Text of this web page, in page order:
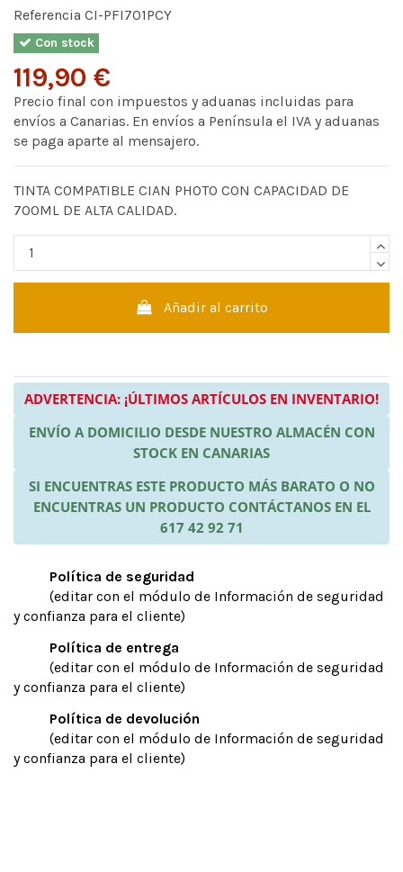
Referencia CI-PFI701PCY
Con stock
119,90 €
Precio final con impuestos y aduanas incluidas para
envíos a Canarias. En envíos a Península el IVA y aduanas
se paga aparte al mensajero.
TINTA COMPATIBLE CIAN PHOTO CON CAPACIDAD DE
700ML DE ALTA CALIDAD.
Añadir al carrito
ADVERTENCIA: ¡ÚLTIMOS ARTÍCULOS EN INVENTARIO!
ENVÍO A DOMICILIO DESDE NUESTRO ALMACÉN CON
STOCK EN CANARIAS
SI ENCUENTRAS ESTE PRODUCTO MÁS BARATO O NO
ENCUENTRAS UN PRODUCTO CONTÁCTANOS EN EL
617 42 92 71
Política de seguridad
(editar con el módulo de Información de seguridad
y confianza para el cliente)
Política de entrega
(editar con el módulo de Información de seguridad
y confianza para el cliente)
Política de devolución
(editar con el módulo de Información de seguridad
y confianza para el cliente)